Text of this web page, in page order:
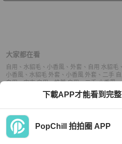
大家都在看
自用 、 水貂毛 、 小香風 、 外套 、 自用 水貂毛 、
小香風 、 水貂毛 外套 、 小香風 外套 、 二手
自用、中古 自用、推薦 自用、二手 小香風、
中古 小香風 、推薦 小香風、二手 外
中古 外套 、推薦 外套
下載APP才能看到完
PopChill 拍拍圈 APP